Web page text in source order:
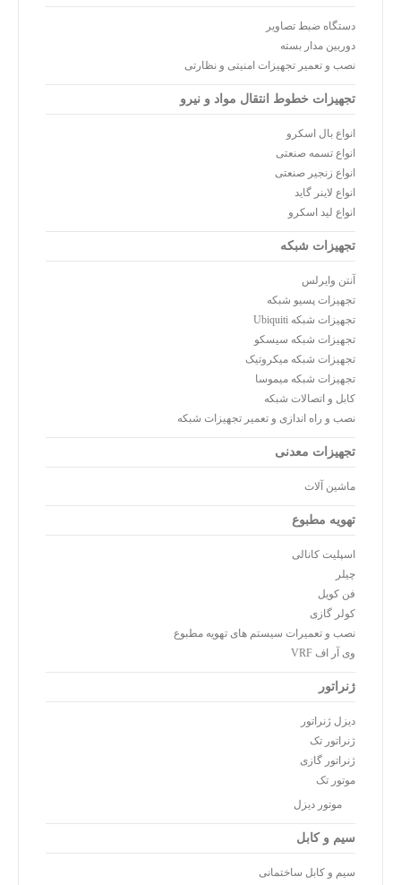
دستگاه ضبط تصاویر
دوربین مدار بسته
نصب و تعمیر تجهیزات امنیتی و نظارتی
تجهیزات خطوط انتقال مواد و نیرو
انواع بال اسکرو
انواع تسمه صنعتی
انواع زنجیر صنعتی
انواع لاینر گاید
انواع لید اسکرو
تجهیزات شبکه
آنتن وایرلس
تجهیزات پسیو شبکه
تجهیزات شبکه Ubiquiti
تجهیزات شبکه سیسکو
تجهیزات شبکه میکروتیک
تجهیزات شبکه میموسا
کابل و اتصالات شبکه
نصب و راه اندازی و تعمیر تجهیزات شبکه
تجهیزات معدنی
ماشین آلات
تهویه مطبوع
اسپلیت کانالی
چیلر
فن کویل
کولر گازی
نصب و تعمیرات سیستم های تهویه مطبوع
وی آر اف VRF
ژنراتور
دیزل ژنراتور
ژنراتور تک
ژنراتور گازی
موتور تک
موتور دیزل
سیم و کابل
سیم و کابل ساختمانی